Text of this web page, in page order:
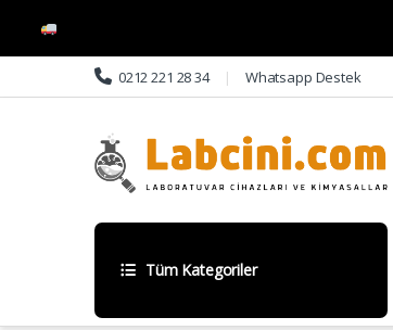
Skip to navigation
Skip to content 0212 221 28 34 Whatsapp Destek
Tüm Kategoriler